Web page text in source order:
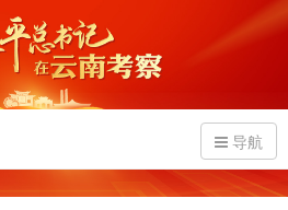
导航